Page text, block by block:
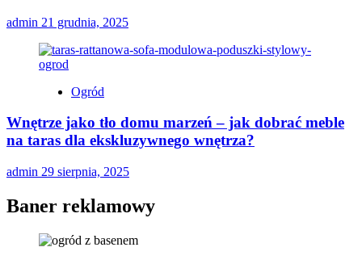
admin 21 grudnia, 2025
Ogród
Wnętrze jako tło domu marzeń – jak dobrać meble
na taras dla ekskluzywnego wnętrza?
admin 29 sierpnia, 2025
Baner reklamowy